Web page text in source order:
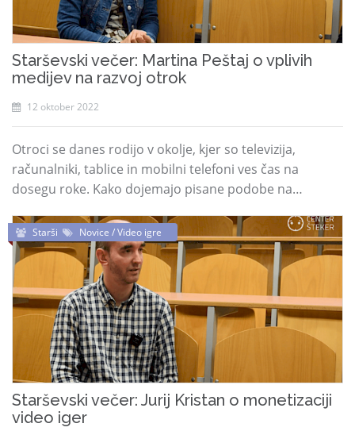
Starševski večer: Martina Peštaj o vplivih
medijev na razvoj otrok
12 oktober 2022
Otroci se danes rodijo v okolje, kjer so televizija,
računalniki, tablice in mobilni telefoni ves čas na
dosegu roke. Kako dojemajo pisane podobe na…
Starši Novice / Video igre
Starševski večer: Jurij Kristan o monetizaciji
video iger